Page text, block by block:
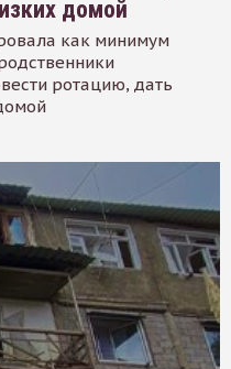
домой
как минимум
ротацию, дать